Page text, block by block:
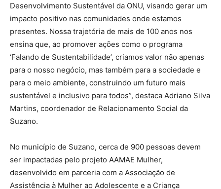
Desenvolvimento Sustentável da ONU, visando gerar um
impacto positivo nas comunidades onde estamos
presentes. Nossa trajetória de mais de 100 anos nos
ensina que, ao promover ações como o programa
‘Falando de Sustentabilidade’, criamos valor não apenas
para o nosso negócio, mas também para a sociedade e
para o meio ambiente, construindo um futuro mais
sustentável e inclusivo para todos”, destaca Adriano Silva
Martins, coordenador de Relacionamento Social da
Suzano.
No município de Suzano, cerca de 900 pessoas devem
ser impactadas pelo projeto AAMAE Mulher,
desenvolvido em parceria com a Associação de
Assistência à Mulher ao Adolescente e a Criança